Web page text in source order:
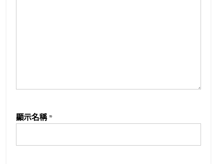
顯示名稱 *